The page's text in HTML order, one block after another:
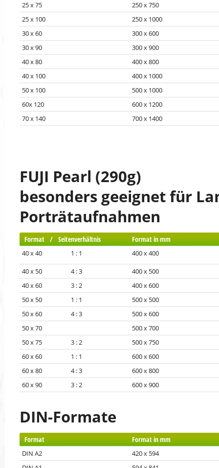
25 x 75
250 x 750
25 x 100
250 x 1000
30 x 60
300 x 600
30 x 90
300 x 900
40 x 80
400 x 800
40 x 100
400 x 1000
50 x 100
500 x 1000
60x 120
600 x 1200
70 x 140
700 x 1400
FUJI Pearl (290g)
besonders geeignet für
Porträtaufnahmen
Format / Seitenverhältnis Format in mm
40 x 40 1 : 1 400 x 400
40 x 50 4 : 3
400 x 500
40 x 60 3 : 2
400 x 600
50 x 50 1 : 1
500 x 500
50 x 60 4 : 3
500 x 600
50 x 70
500 x 700
50 x 75 3 : 2
500 x 750
60 x 60 1 : 1
600 x 600
60 x 80 4 : 3
600 x 800
60 x 90 3 : 2
600 x 900
DIN-Formate
Format Format in mm
DIN A2
420 x 594